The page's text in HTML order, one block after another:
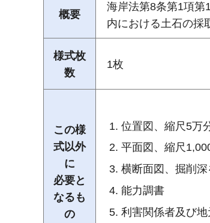
概要
海岸法第8条第1項第
内における土石の採
様式枚
数
1枚
この様
式以外
に
必要と
なるも
の
位置図、縮尺5万
平面図、縮尺
横断面図、掘削深
能力調書
利害関係者及び